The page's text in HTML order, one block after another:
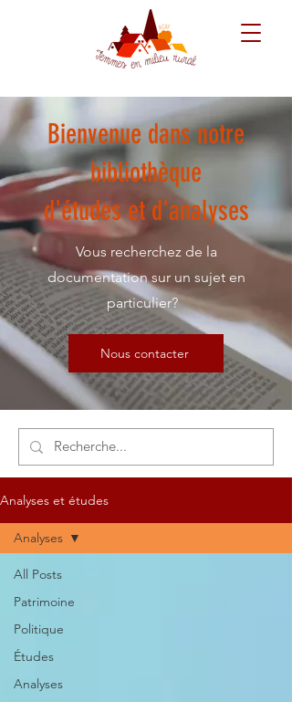
Bienvenue dans notre
bibliothèque
d'études et d'analyses
Vous recherchez de la
documentation sur un sujet en
particulier?
Nous contacter
Analyses et études
All Posts
Patrimoine
Politique
Études
Analyses
Analyses